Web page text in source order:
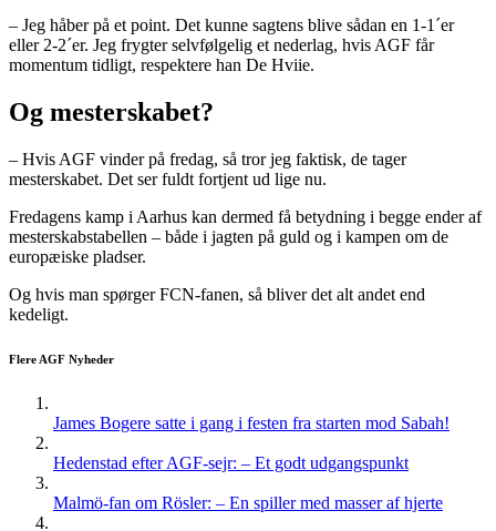
– Jeg håber på et point. Det kunne sagtens blive sådan en 1-1´er
eller 2-2´er. Jeg frygter selvfølgelig et nederlag, hvis AGF får
momentum tidligt, respektere han De Hviie.
Og mesterskabet?
– Hvis AGF vinder på fredag, så tror jeg faktisk, de tager
mesterskabet. Det ser fuldt fortjent ud lige nu.
Fredagens kamp i Aarhus kan dermed få betydning i begge ender af
mesterskabstabellen – både i jagten på guld og i kampen om de
europæiske pladser.
Og hvis man spørger FCN-fanen, så bliver det alt andet end
kedeligt.
Flere AGF Nyheder
James Bogere satte i gang i festen fra starten mod Sabah!
Hedenstad efter AGF-sejr: – Et godt udgangspunkt
Malmö-fan om Rösler: – En spiller med masser af hjerte